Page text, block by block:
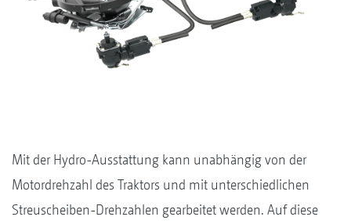
Mit der Hydro-Ausstattung kann unabhängig von der
Motordrehzahl des Traktors und mit unterschiedlichen
Streuscheiben-Drehzahlen gearbeitet werden. Auf diese